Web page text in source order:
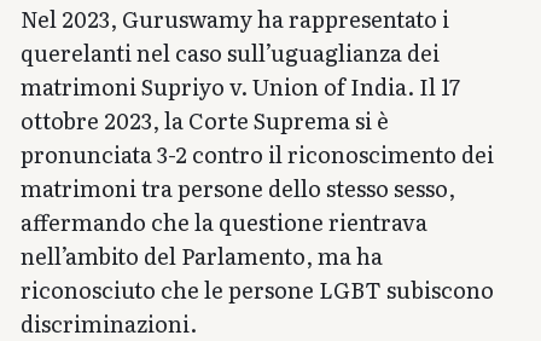
Nel 2023, Guruswamy ha rappresentato i
querelanti nel caso sull’uguaglianza dei
matrimoni Supriyo v. Union of India. Il 17
ottobre 2023, la Corte Suprema si è
pronunciata 3-2 contro il riconoscimento dei
matrimoni tra persone dello stesso sesso,
affermando che la questione rientrava
nell’ambito del Parlamento, ma ha
riconosciuto che le persone LGBT subiscono
discriminazioni.